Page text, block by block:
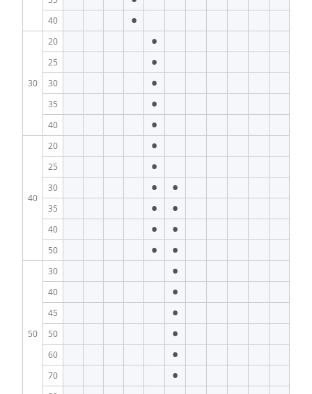
40 •
30
20 •
25 •
30 •
35 •
40 •
40
20 •
25 •
30 • •
35 • •
40 • •
50 • •
50
30 •
40 •
45 •
50 •
60 •
70 •